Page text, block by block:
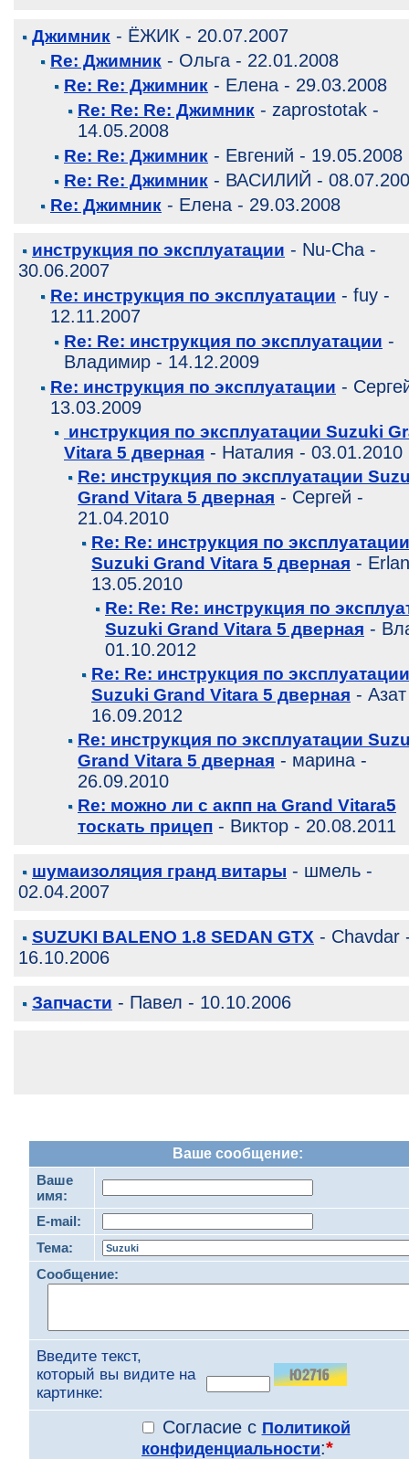
Джимник - ЁЖИК - 20.07.2007
Re: Джимник - Ольга - 22.01.2008
Re: Re: Джимник - Елена - 29.03.2008
Re: Re: Re: Джимник - zaprostotak -
14.05.2008
Re: Re: Джимник - Евгений - 19.05.2008
Re: Re: Джимник - ВАСИЛИЙ -
Re: Джимник - Елена - 29.03.2008
инструкция по эксплуатации - Nu-Cha -
30.06.2007
Re: инструкция по эксплуатации - fuy -
12.11.2007
Re: Re: инструкция по эксплуатации -
Владимир - 14.12.2009
Re: инструкция по эксплуатации -
13.03.2009
инструкция по эксплуатации Suzuki
Vitara 5 дверная - Наталия - 03.01.2010
Re: инструкция по эксплуатации
Grand Vitara 5 дверная - Cергей -
21.04.2010
Re: Re: инструкция по эксплуатации
Suzuki Grand Vitara 5 дверная -
13.05.2010
Re: Re: Re: инструкция по
Suzuki Grand Vitara 5 дверная -
01.10.2012
Re: Re: инструкция по эксплуатации
Suzuki Grand Vitara 5 дверная -
16.09.2012
Re: инструкция по эксплуатации
Grand Vitara 5 дверная - марина -
26.09.2010
Re: можно ли с акпп на Grand Vitara5
тоскать прицеп - Виктор - 20.08.2011
шумаизоляция гранд витары - шмель -
02.04.2007
SUZUKI BALENO 1.8 SEDAN GTX - Chavdar
16.10.2006
Запчасти - Павел - 10.10.2006
Ваше сообщение:
Ваше
имя:
E-mail:
Тема:
Сообщение:
Введите текст,
который вы видите на
картинке:
Согласие с Политикой
конфиденциальности:*